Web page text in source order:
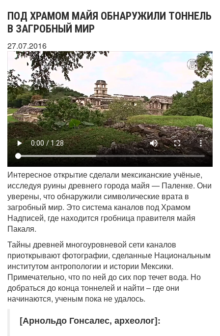
ПОД ХРАМОМ МАЙЯ ОБНАРУЖИЛИ ТОННЕЛЬ
В ЗАГРОБНЫЙ МИР
27.07.2016
Интересное открытие сделали мексиканские учёные,
исследуя руины древнего города майя — Паленке. Они
уверены, что обнаружили символические врата в
загробный мир. Это система каналов под Храмом
Надписей, где находится гробница правителя майя
Пакаля.
Тайны древней многоуровневой сети каналов
приоткрывают фотографии, сделанные Национальным
институтом антропологии и истории Мексики.
Примечательно, что по ней до сих пор течет вода. Но
добраться до конца тоннелей и найти – где они
начинаются, ученым пока не удалось.
[Арнольдо Гонсалес, археолог]: